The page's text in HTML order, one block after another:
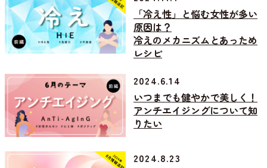
「冷え性」と悩む女性が多い
原因は？
冷えのメカニズムとあっため
レシピ
2024.6.14
いつまでも健やかで美しく！
アンチエイジングについて知
りたい
2024.8.23